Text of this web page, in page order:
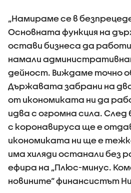
„Намираме се в
Основната функция на
остави бизнеса да
намали
дейност. Виждаме точно
Държавата забрани на
от икономиката ни да
идва с огромна сила.
с коронавируса ще е
икономиката ни ще е
има хиляди останали без
ефира на „Плюс-минус.
новините“ финансистът